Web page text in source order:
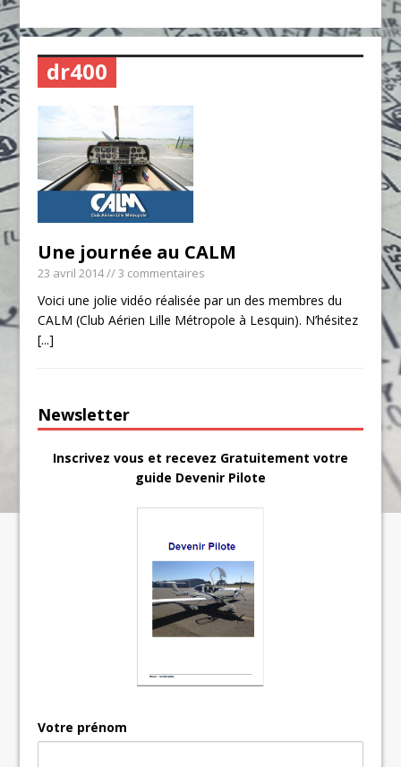
dr400
Une journée au CALM
23 avril 2014// 3 commentaires
Voici une jolie vidéo réalisée par un des membres du
CALM (Club Aérien Lille Métropole à Lesquin). N’hésitez
[...]
Newsletter
Inscrivez vous et recevez Gratuitement votre
guide Devenir Pilote
Votre prénom